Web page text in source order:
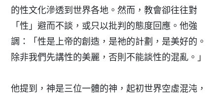
的性文化滲透到世界各地。然而，教會卻往往對
「性」避而不談，或只以批判的態度回應。他強
調：「性是上帝的創造，是祂的計劃，是美好的。
除非我們先講性的美麗，否則不能談性的混亂。」
他提到，神是三位一體的神，起初世界空虛混沌，